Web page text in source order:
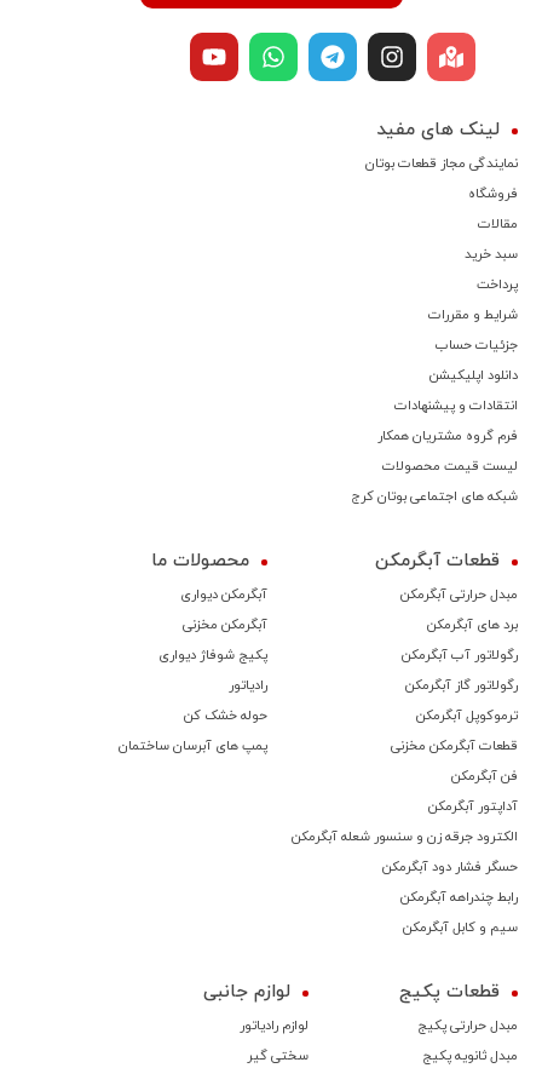
لینک های مفید
نمایندگی مجاز قطعات بوتان
فروشگاه
مقالات
سبد خرید
پرداخت
شرایط و مقررات
جزئیات حساب
دانلود اپلیکیشن
انتقادات و پیشنهادات
فرم گروه مشتریان همکار
لیست قیمت محصولات
شبکه های اجتماعی بوتان کرج
قطعات آبگرمکن
مبدل حرارتی آبگرمکن
برد های آبگرمکن
رگولاتور آب آبگرمکن
رگولاتور گاز آبگرمکن
ترموكوپل آبگرمکن
قطعات آبگرمکن مخزنی
فن آبگرمکن
آداپتور آبگرمکن
الکترود جرقه زن و سنسور شعله آبگرمکن
حسگر فشار دود آبگرمکن
رابط چندراهه آبگرمکن
سیم و کابل آبگرمکن
محصولات ما
آبگرمکن دیواری
آبگرمکن مخزنی
پکیج شوفاژ دیواری
رادیاتور
حوله خشک کن
پمپ های آبرسان ساختمان
قطعات پکیج
مبدل حرارتی پکیج
مبدل ثانویه پکیج
لوازم جانبی
لوازم رادیاتور
سختی گیر